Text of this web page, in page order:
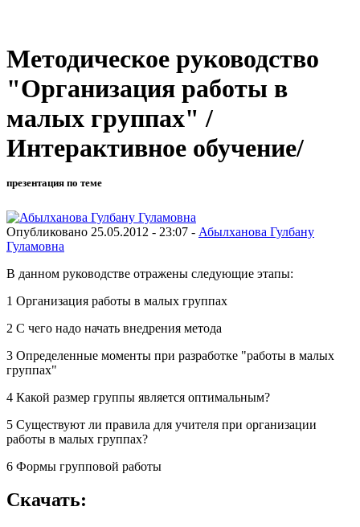
Методическое руководство
"Организация работы в
малых группах" /
Интерактивное обучение/
презентация по теме
Опубликовано 25.05.2012 - 23:07 - Абылханова Гулбану
Гуламовна
В данном руководстве отражены следующие этапы:
1 Организация работы в малых группах
2 С чего надо начать внедрения метода
3 Определенные моменты при разработке "работы в малых
группах"
4 Какой размер группы является оптимальным?
5 Существуют ли правила для учителя при организации
работы в малых группах?
6 Формы групповой работы
Скачать: